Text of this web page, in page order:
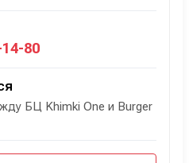
80
БЦ Khimki One и Burger